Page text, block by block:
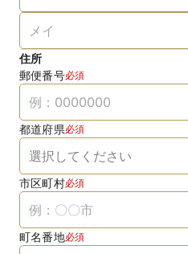
住所
郵便番号必須
都道府県必須
市区町村必須
町名番地必須